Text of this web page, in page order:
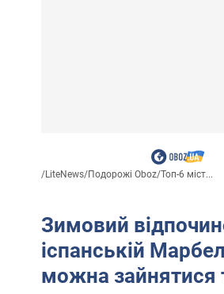
/LiteNews/Подорожі Oboz/Топ-6 міст...
Зимовий
іспанській
можна зайнятися